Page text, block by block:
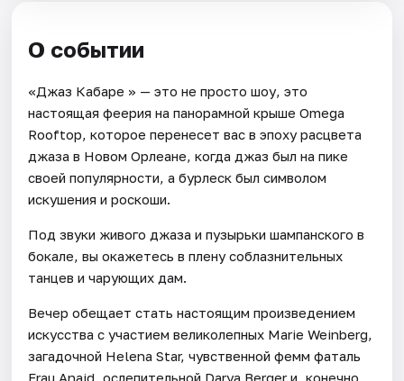
О событии
«Джаз Кабаре » — это не просто шоу, это
настоящая феерия на панорамной крыше Omega
Rooftop, которое перенесет вас в эпоху расцвета
джаза в Новом Орлеане, когда джаз был на пике
своей популярности, а бурлеск был символом
искушения и роскоши.
Под звуки живого джаза и пузырьки шампанского в
бокале, вы окажетесь в плену соблазнительных
танцев и чарующих дам.
Вечер обещает стать настоящим произведением
искусства с участием великолепных Marie Weinberg,
загадочной Helena Star, чувственной фемм фаталь
Frau Anaid, ослепительной Darya Berger и, конечно,